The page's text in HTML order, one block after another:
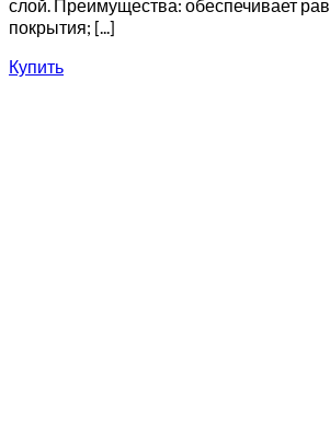
слой. Преимущества: обеспечивает
покрытия; [...]
Купить